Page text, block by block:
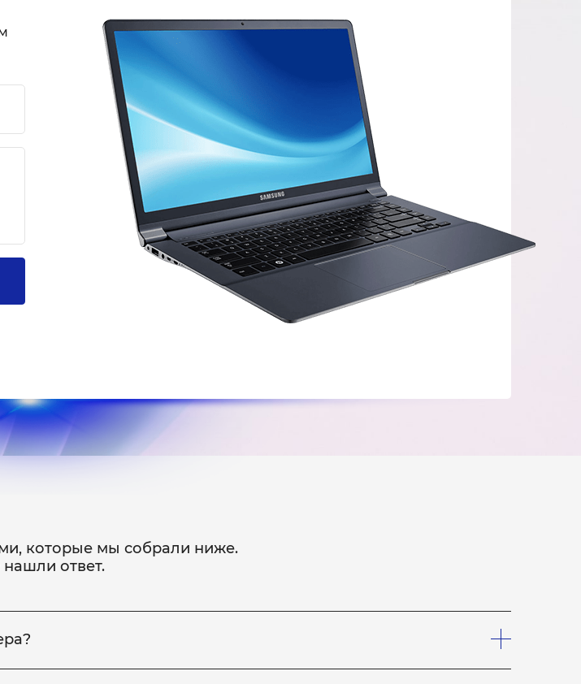
которые мы собрали ниже.
нашли ответ.
сервис, вы можете заказать нашего курьера, который заберет устройство на